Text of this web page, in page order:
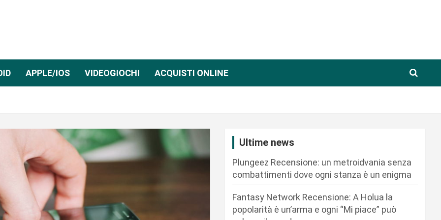
APPLE/IOS VIDEOGIOCHI ACQUISTI ONLINE
Ultime news
Plungeez Recensione: un metroidvania senza
combattimenti dove ogni stanza è un enigma
Fantasy Network Recensione: A Holua la
popolarità è un’arma e ogni “Mi piace” può